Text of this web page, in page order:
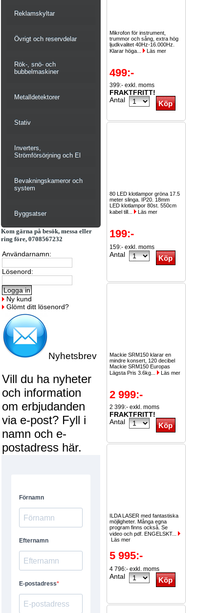
Reklamskyltar
Övrigt och reservdelar
Rök-, snö- och
bubbelmaskiner
Metalldetektorer
Stativ
Inverters,
Strömförsörjning och El
Bevakningskameror och
system
Byggsatser
Kom gärna på besök, messa eller
ring före, 0708567232
Användarnamn:
Lösenord:
Ny kund
Glömt ditt lösenord?
Nyhetsbrev
Vill du ha nyheter
och information
om erbjudanden
via e-post? Fyll i
namn och e-
postadress här.
Mikrofon för instrument,
trummor och sång, extra hög
ljudkvalitet 40Hz-16.000Hz.
Klarar höga...
Läs mer
499:-
399:- exkl. moms
FRAKTFRITT!
Antal
80 LED klotlampor gröna 17.5
meter slinga. IP20. 18mm
LED klotlampor 80st. 550cm
kabel till...
Läs mer
199:-
159:- exkl. moms
Antal
Mackie SRM150 klarar en
mindre konsert, 120 decibel
Mackie SRM150 Europas
Lägsta Pris 3.6kg...
Läs mer
2 999:-
2 399:- exkl. moms
FRAKTFRITT!
Antal
ILDA LASER med fantastiska
möjligheter. Många egna
program finns också. Se
video och pdf. ENGELSKT...
Läs mer
5 995:-
4 796:- exkl. moms
Antal